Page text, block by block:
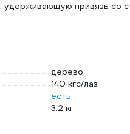
привязь со
дерево
140 кгс/лаз
есть
3.2 кг